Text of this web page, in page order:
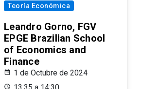
Teoría Económica
Leandro Gorno, FGV
EPGE Brazilian School
of Economics and
Finance
1 de Octubre de 2024